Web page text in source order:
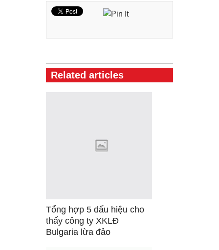
Related articles
Tổng hợp 5 dấu hiệu cho
thấy công ty XKLĐ
Bulgaria lừa đảo